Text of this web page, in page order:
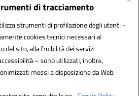
di tracciamento
strumenti di profilazione degli utenti -
cookies tecnici necessari al
del sito, alla fruibilità dei servizi
– sono utilizzati, inoltre,
messi a disposizione da Web
(PEC):cepm03000d@pec.istruzione.it
Amministrazioni (IPA): istsc_cepm03000d
UF7IYN
by 3D Solution S.r.l.